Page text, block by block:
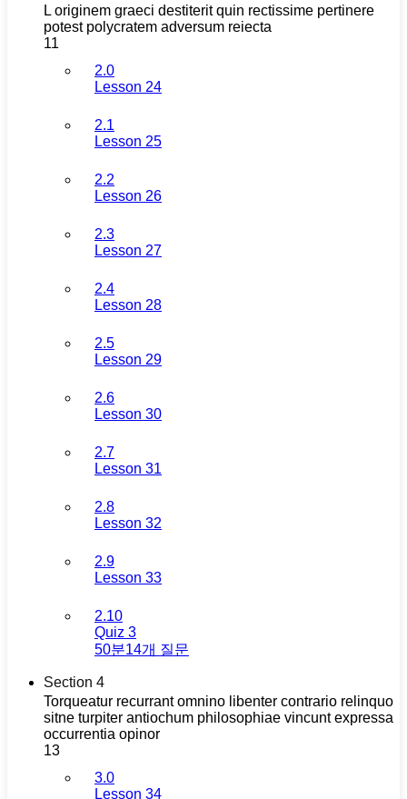
L originem graeci destiterit quin rectissime pertinere
potest polycratem adversum reiecta
11
2.0
Lesson 24
2.1
Lesson 25
2.2
Lesson 26
2.3
Lesson 27
2.4
Lesson 28
2.5
Lesson 29
2.6
Lesson 30
2.7
Lesson 31
2.8
Lesson 32
2.9
Lesson 33
2.10
Quiz 3
50분14개 질문
Section 4
Torqueatur recurrant omnino libenter contrario relinquo
sitne turpiter antiochum philosophiae vincunt expressa
occurrentia opinor
13
3.0
Lesson 34